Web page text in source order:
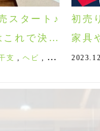
具 ,家具 初売り 郡山
スタート♪
れで決ま
&「えんぎ
支 ,ヘビ , 2025年開運,
初売
家具
レゼ